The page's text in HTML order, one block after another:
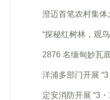
澄迈首笔农村集体
“探秘红树林，观
2876 名缅甸妙瓦
洋浦多部门开展
定安消防开展 “3